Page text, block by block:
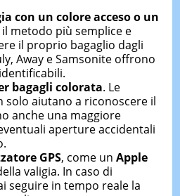
con un coloreaccesoo un
il metodo più semplice e
il proprio bagaglio dagli
Away eSamsonite offrono
identificabili.
bagagli colorata. Le
solo aiutano a riconoscere il
anche una maggiore
apertureaccidentali
GPS, come un Apple
valigia. In caso di
seguire in tempo reale la